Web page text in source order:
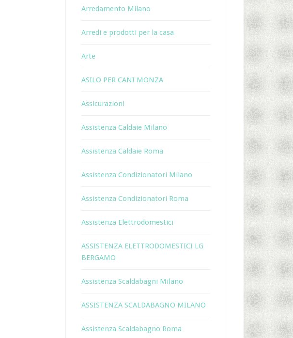
Arredamento Milano
Arredi e prodotti per la casa
Arte
ASILO PER CANI MONZA
Assicurazioni
Assistenza Caldaie Milano
Assistenza Caldaie Roma
Assistenza Condizionatori Milano
Assistenza Condizionatori Roma
Assistenza Elettrodomestici
ASSISTENZA ELETTRODOMESTICI LG
BERGAMO
Assistenza Scaldabagni Milano
ASSISTENZA SCALDABAGNO MILANO
Assistenza Scaldabagno Roma